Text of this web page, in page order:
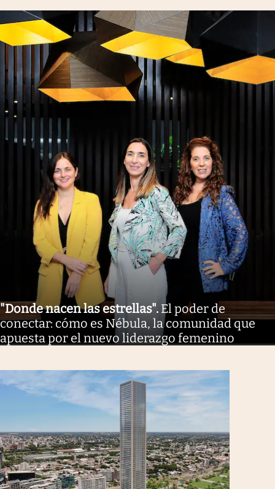
"Donde nacen las estrellas". El poder de
conectar: cómo es Nébula, la comunidad que
apuesta por el nuevo liderazgo femenino